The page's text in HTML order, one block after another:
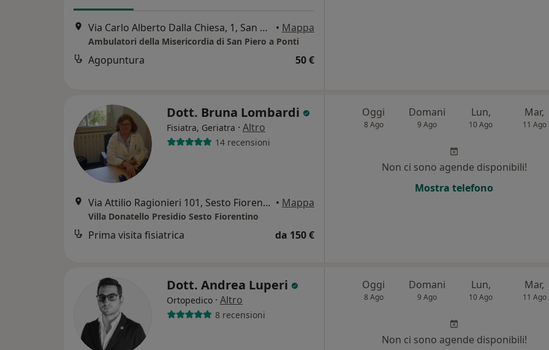
Via Carlo Alberto Dalla Chiesa, 1, San Piero a Ponti • Mappa
Ambulatori della Misericordia di San Piero a Ponti
Agopuntura 50 €
Dott. Bruna Lombardi
Fisiatra, Geriatra · Altro
14 recensioni
Via Attilio Ragionieri 101, Sesto Fiorentino • Mappa
Villa Donatello Presidio Sesto Fiorentino
Prima visita fisiatrica da 150 €
Oggi
8 Ago
Domani
9 Ago
Lun,
10 Ago
Mar,
11 Ago
Non ci sono agende disponibili!
Mostra telefono
Dott. Andrea Luperi
Ortopedico · Altro
8 recensioni
Oggi
8 Ago
Domani
9 Ago
Lun,
10 Ago
Mar,
11 Ago
Non ci sono agende disponibili!